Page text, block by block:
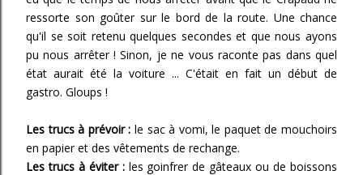
ressorte son goûter sur le bord de la route. Une chance
qu'il se soit retenu quelques secondes et que nous ayons
pu nous arrêter ! Sinon, je ne vous raconte pas dans quel
état aurait été la voiture ... C'était en fait un début de
gastro. Gloups !
Les trucs à prévoir : le sac à vomi, le paquet de mouchoirs
en papier et des vêtements de rechange.
Les trucs à éviter :les goinfrer de gâteaux ou de boissons